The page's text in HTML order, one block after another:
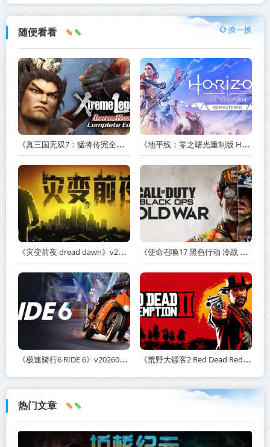
随便看看 换一换
《真三国无双7：猛将传完全版 DYNASTY WARRIORS 7: Xtreme Legends Complete Edition》Build.3602035-免安装中文版【PC/手机双端】丨中文版 《地平线：零之曙光重制版 Horizon Zero Dawn Remastered》v1.5.89.0-送修改器丨中文版网盘下载
《灾变前夜 dread dawn》v20260530-免安装中文版丨中文版网盘下载 《使命召唤17 黑色行动 冷战 Call of Duty: Black Ops Cold War》v1.34.1.15931218-全DLC+送修改器丨中文版网盘下载
《极速骑行6 RIDE 6》v20260511-免安装中文版丨中文版网盘下载 《荒野大镖客2 Red Dead Redemption 2》v1491.50-打包mod+送修改器丨中文版网盘下载
热门文章